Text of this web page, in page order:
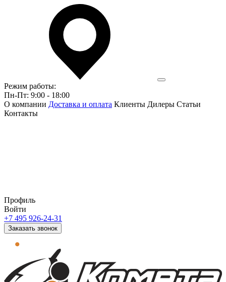
Режим работы:
Пн-Пт: 9:00 - 18:00
О компании Доставка и оплата Клиенты Дилеры Статьи
Контакты
Профиль
Войти
+7 495 926-24-31
Заказать звонок